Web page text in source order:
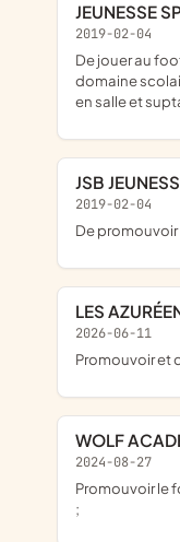
JEUNESSE
2019-02-04
de jouer au foot en salle et suptal en salle professionnels ou dans le
domaine
en salle et
JSB
2019-02-04
de
LES
2026-06-11
promouvoir
WOLF
2024-08-27
promouvoir le football pour les enfants, adolescents et les adultes
;